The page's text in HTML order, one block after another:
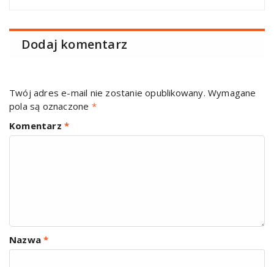
Dodaj komentarz
Twój adres e-mail nie zostanie opublikowany. Wymagane
pola są oznaczone *
Komentarz *
Nazwa*